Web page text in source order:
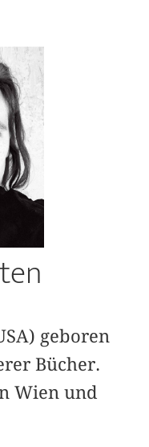
geboren
Bücher.
Wien und